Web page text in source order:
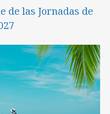
de las Jornadas de